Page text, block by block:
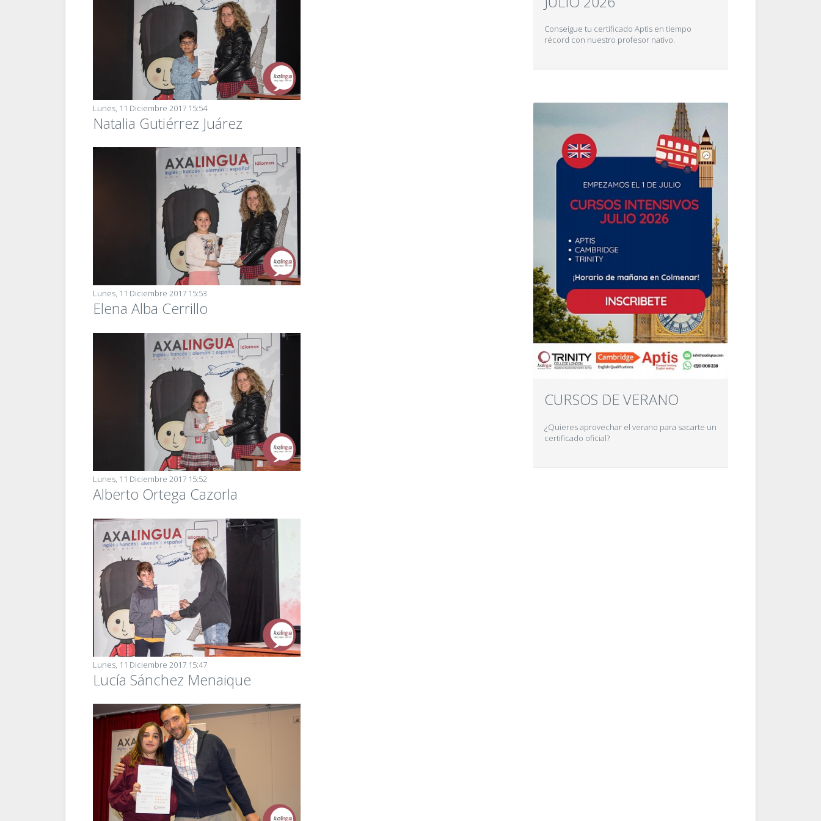
Lunes, 11 Diciembre 2017 15:54
Natalia Gutiérrez Juárez
Lunes, 11 Diciembre 2017 15:53
Elena Alba Cerrillo
Lunes, 11 Diciembre 2017 15:52
Alberto Ortega Cazorla
Lunes, 11 Diciembre 2017 15:47
Lucía Sánchez Menaique
Conseigue tu certificado Aptis en tiempo
récord con nuestro profesor nativo.
CURSOS DE VERANO
¿Quieres aprovechar el verano para sacarte un
certificado oficial?